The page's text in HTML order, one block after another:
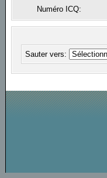
Numéro ICQ:
Sauter vers: